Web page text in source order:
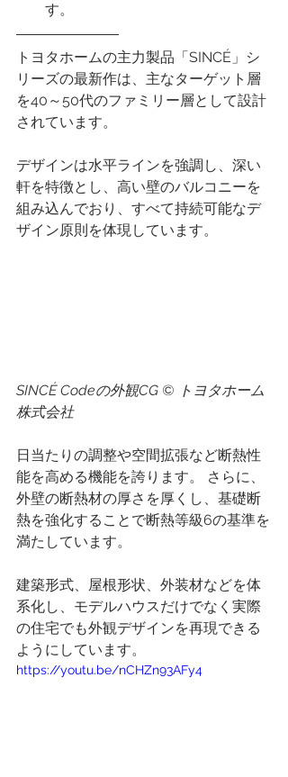
す。
トヨタホームの主力製品「SINCÉ」シ
リーズの最新作は、主なターゲット層
を40～50代のファミリー層として設計
されています。
デザインは水平ラインを強調し、深い
軒を特徴とし、高い壁のバルコニーを
組み込んでおり、すべて持続可能なデ
ザイン原則を体現しています。
SINCÉ Codeの外観CG ©️ トヨタホーム
株式会社
日当たりの調整や空間拡張など断熱性
能を高める機能を誇ります。 さらに、
外壁の断熱材の厚さを厚くし、基礎断
熱を強化することで断熱等級6の基準を
満たしています。
建築形式、屋根形状、外装材などを体
系化し、モデルハウスだけでなく実際
の住宅でも外観デザインを再現できる
ようにしています。
https://youtu.be/nCHZn93AFy4